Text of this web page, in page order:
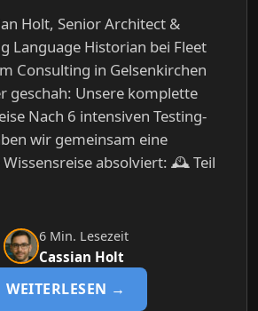
Holt, Senior Architect &
Language Historian bei Fleet
Consulting in Gelsenkirchen
geschah: Unsere komplette
Nach 6 intensiven Testing-
wir gemeinsam eine
absolviert: 🕰️ Teil
Cassian Holt
6 Min. Lesezeit
WEITERLESEN →